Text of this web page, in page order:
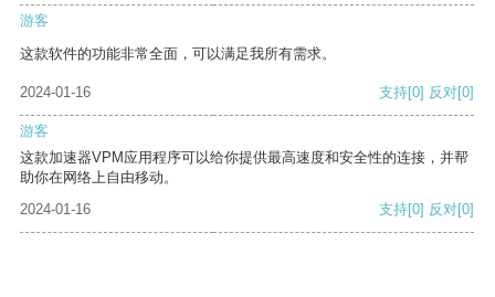
游客
这款软件的功能非常全面，可以满足我所有需求。
2024-01-16 支持[0] 反对[0]
游客
这款加速器VPM应用程序可以给你提供最高速度和安全性的连接，并帮
助你在网络上自由移动。
2024-01-16
支持[0] 反对[0]